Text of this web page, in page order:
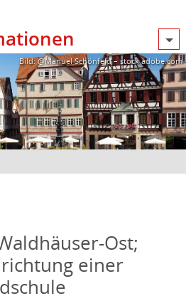
Bild: @Manuel Schönfeld – stock.adobe.com
Ost;
einer